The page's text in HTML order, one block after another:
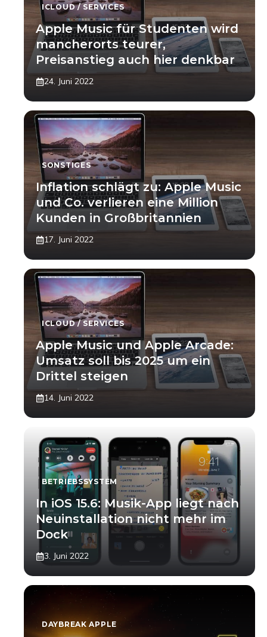
ICLOUD / SERVICES
Apple Music für Studenten wird
mancherorts teurer,
Preisanstieg auch hier denkbar
24. Juni 2022
SONSTIGES
Inflation schlägt zu: Apple Music
und Co. verlieren eine Million
Kunden in Großbritannien
17. Juni 2022
ICLOUD / SERVICES
Apple Music und Apple Arcade:
Umsatz soll bis 2025 um ein
Drittel steigen
14. Juni 2022
BETRIEBSSYSTEM
In iOS 15.6: Musik-App liegt nach
Neuinstallation nicht mehr im
Dock
3. Juni 2022
DAYBREAK APPLE